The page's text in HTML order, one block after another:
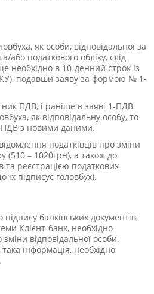
як особи, відповідальної за
або податкового обліку, слід
необхідно в 10-денний строк із
подавши заяву за формою № 1-
ПДВ, і раніше в заяві 1-ПДВ
як відповідальну особу, то
ПДВ з новими даними.
податківців про зміни
(510 – 1020грн), а також до
та реєстрацією податкових
підписує головбух).
банківських документів,
Клієнт-банк, необхідно
відповідальної особи.
інформація, необхідно